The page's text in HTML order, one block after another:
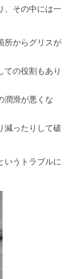
、その中には一
所からグリスが
ての役割もあり
潤滑が悪くな
減ったりして破
いうトラブルに